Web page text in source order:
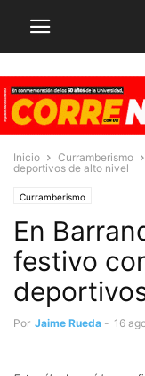
Inicio Curramberismo
deportivos de alto nivel
Curramberismo
En
festivo
Por Jaime Rueda - 16